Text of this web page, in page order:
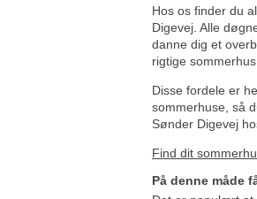
Hos os finder du
Digevej. Alle
danne dig et
rigtige
Disse fordele er
sommerhuse, så
Sønder Digevej
Find dit
På denne måde